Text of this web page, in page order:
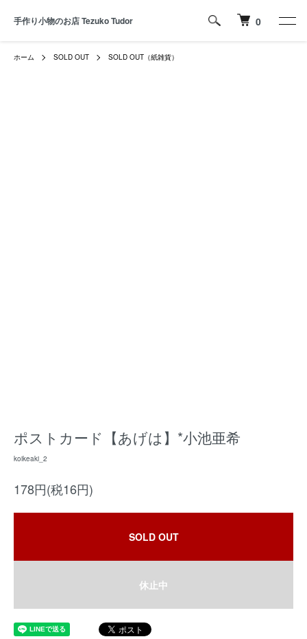
手作り小物のお店 Tezuko Tudor 0
ホーム SOLD OUT SOLD OUT（紙雑貨）
ポストカード【あげは】*小池亜希
koikeaki_2
178円(税16円)
SOLD OUT
休止中